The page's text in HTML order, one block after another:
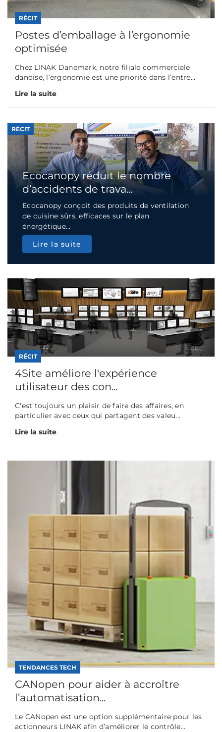
RÉCIT
Postes d’emballage à l’ergonomie
optimisée
Chez LINAK Danemark, notre filiale commerciale
danoise, l’ergonomie est une priorité dans l’entre...
Lire la suite
RÉCIT
Ecocanopy réduit le nombre
d’accidents de trava...
Ecocanopy conçoit des produits de ventilation
de cuisine sûrs, efficaces sur le plan
énergétique...
Lire la suite
RÉCIT
4Site améliore l'expérience
utilisateur des con...
C'est toujours un plaisir de faire des affaires, en
particulier avec ceux qui partagent des valeu...
Lire la suite
TENDANCES TECH
CANopen pour aider à accroître
l’automatisation...
Le CANopen est une option supplémentaire pour les
actionneurs LINAK afin d’améliorer le contrôle...